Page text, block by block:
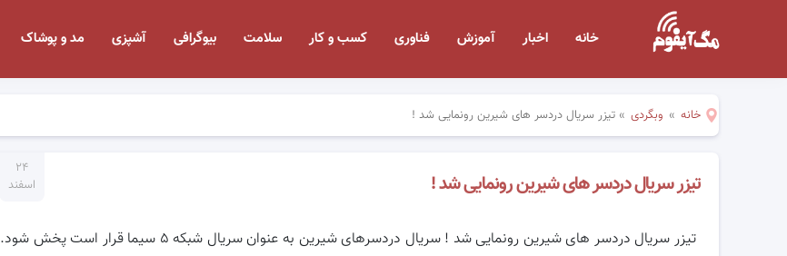
خانه اخبار آموزش فناوری کسب و کار سلامت بیوگرافی آشپزی مد و پوشاک
خانه » وبگردی » تیزر سریال دردسر های شیرین رونمایی شد !
۲۴
اسفند
تیزر سریال دردسر های شیرین رونمایی شد !
تیزر سریال دردسر های شیرین رونمایی شد ! سریال دردسرهای شیرین به عنوان سریال شبکه ۵ سیما قرار است پخش شود.